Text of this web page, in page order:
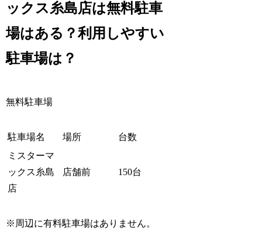
ックス糸島店は無料駐車
場はある？利用しやすい
駐車場は？
無料駐車場
駐車場名 場所
台数
ミスターマ
ックス糸島
店
店舗前 150台
※周辺に有料駐車場はありません。